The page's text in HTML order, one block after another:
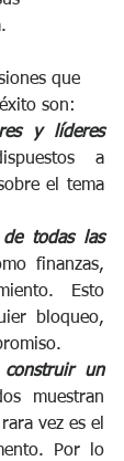
que
son:
y líderes
a
el tema
todas las
finanzas,
Esto
bloqueo,
construir un
muestran
vez es el
Por lo